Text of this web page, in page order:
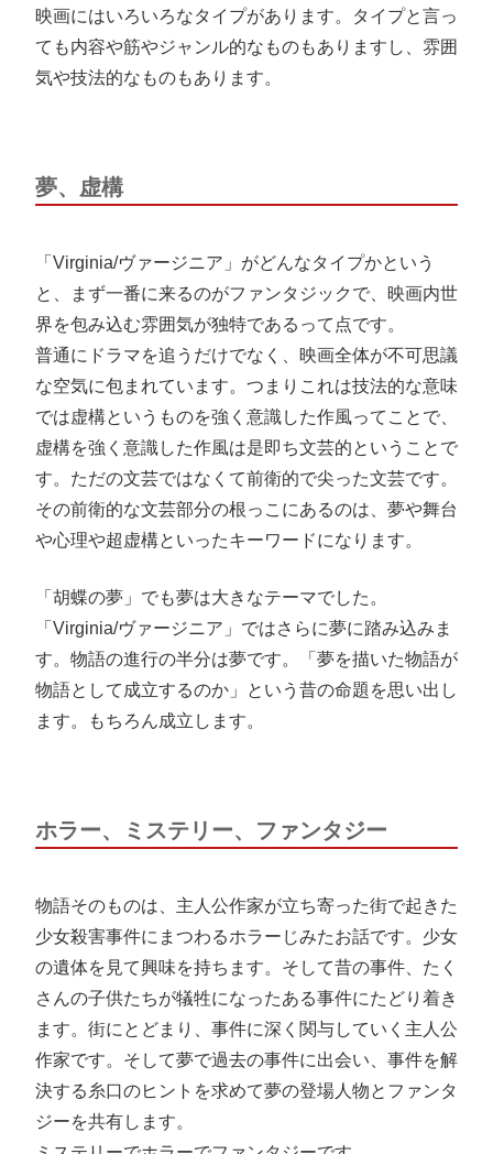
映画にはいろいろなタイプがあります。タイプと言っ
ても内容や筋やジャンル的なものもありますし、雰囲
気や技法的なものもあります。
夢、虚構
「Virginia/ヴァージニア」がどんなタイプかという
と、まず一番に来るのがファンタジックで、映画内世
界を包み込む雰囲気が独特であるって点です。
普通にドラマを追うだけでなく、映画全体が不可思議
な空気に包まれています。つまりこれは技法的な意味
では虚構というものを強く意識した作風ってことで、
虚構を強く意識した作風は是即ち文芸的ということで
す。ただの文芸ではなくて前衛的で尖った文芸です。
その前衛的な文芸部分の根っこにあるのは、夢や舞台
や心理や超虚構といったキーワードになります。
「胡蝶の夢」でも夢は大きなテーマでした。
「Virginia/ヴァージニア」ではさらに夢に踏み込みま
す。物語の進行の半分は夢です。「夢を描いた物語が
物語として成立するのか」という昔の命題を思い出し
ます。もちろん成立します。
ホラー、ミステリー、ファンタジー
物語そのものは、主人公作家が立ち寄った街で起きた
少女殺害事件にまつわるホラーじみたお話です。少女
の遺体を見て興味を持ちます。そして昔の事件、たく
さんの子供たちが犠牲になったある事件にたどり着き
ます。街にとどまり、事件に深く関与していく主人公
作家です。そして夢で過去の事件に出会い、事件を解
決する糸口のヒントを求めて夢の登場人物とファンタ
ジーを共有します。